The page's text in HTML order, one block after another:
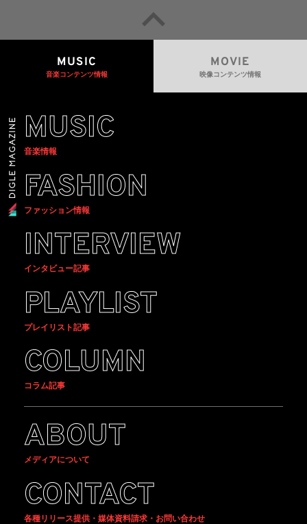
MUSIC
音楽コンテンツ情報
MOVIE
映像コンテンツ情報
MUSIC
音楽情報
FASHION
ファッション情報
INTERVIEW
インタビュー記事
PLAYLIST
プレイリスト記事
COLUMN
コラム記事
ABOUT
メディアについて
CONTACT
各種リリース提供・媒体資料請求・お問い合わせ